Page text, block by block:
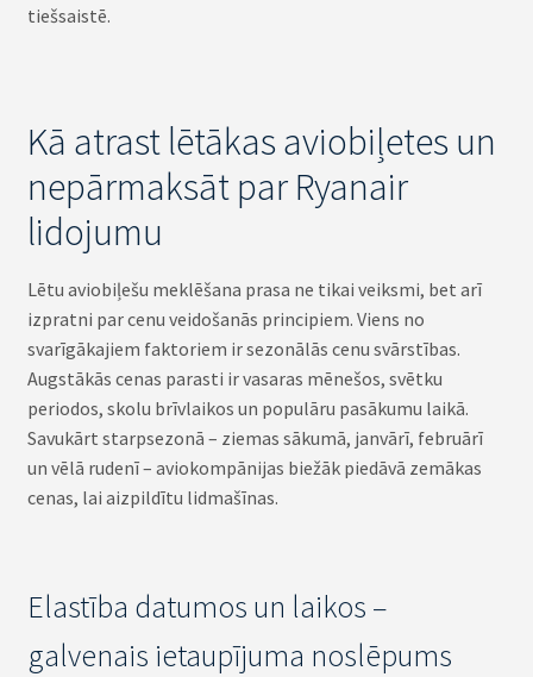
tiešsaistē.
Kā atrast lētākas aviobiļetes un
nepārmaksāt par Ryanair
lidojumu
Lētu aviobiļešu meklēšana prasa ne tikai veiksmi, bet arī
izpratni par cenu veidošanās principiem. Viens no
svarīgākajiem faktoriem ir sezonālās cenu svārstības.
Augstākās cenas parasti ir vasaras mēnešos, svētku
periodos, skolu brīvlaikos un populāru pasākumu laikā.
Savukārt starpsezonā – ziemas sākumā, janvārī, februārī
un vēlā rudenī – aviokompānijas biežāk piedāvā zemākas
cenas, lai aizpildītu lidmašīnas.
Elastība datumos un laikos –
galvenais ietaupījuma noslēpums